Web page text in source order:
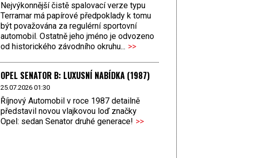
Nejvýkonnější čistě spalovací verze typu
Terramar má papírové předpoklady k tomu
být považována za regulérní sportovní
automobil. Ostatně jeho jméno je odvozeno
od historického závodního okruhu... >>
OPEL SENATOR B: LUXUSNÍ NABÍDKA (1987)
25.07.2026 01:30
Říjnový Automobil v roce 1987 detailně
představil novou vlajkovou loď značky
Opel: sedan Senator druhé generace! >>